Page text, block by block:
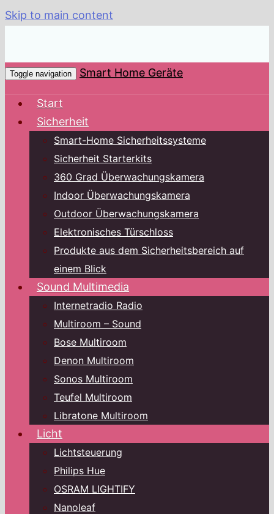
Skip to main content
Toggle navigation Smart Home Geräte
Start
Sicherheit
Smart-Home Sicherheitssysteme
Sicherheit Starterkits
360 Grad Überwachungskamera
Indoor Überwachungskamera
Outdoor Überwachungskamera
Elektronisches Türschloss
Produkte aus dem Sicherheitsbereich auf
einem Blick
Sound Multimedia
Internetradio Radio
Multiroom – Sound
Bose Multiroom
Denon Multiroom
Sonos Multiroom
Teufel Multiroom
Libratone Multiroom
Licht
Lichtsteuerung
Philips Hue
OSRAM LIGHTIFY
Nanoleaf